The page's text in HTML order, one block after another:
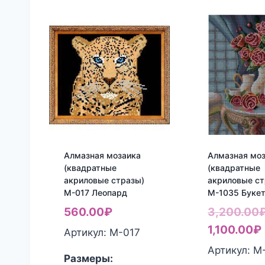
Алмазная мозаика
(квадратные
акриловые стразы)
М-017 Леопард
560.00₽
Артикул: М-017
Размеры:
Алмазная
(квадратные
акриловые
М-1035 Букет
3,200.00
1,100.00₽
Артикул: